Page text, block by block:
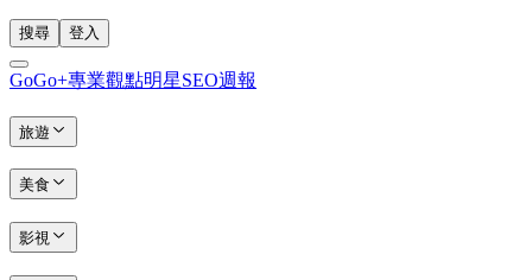
搜尋 登入
GoGo+專業觀點明星SEO週報
旅遊
美食
影視